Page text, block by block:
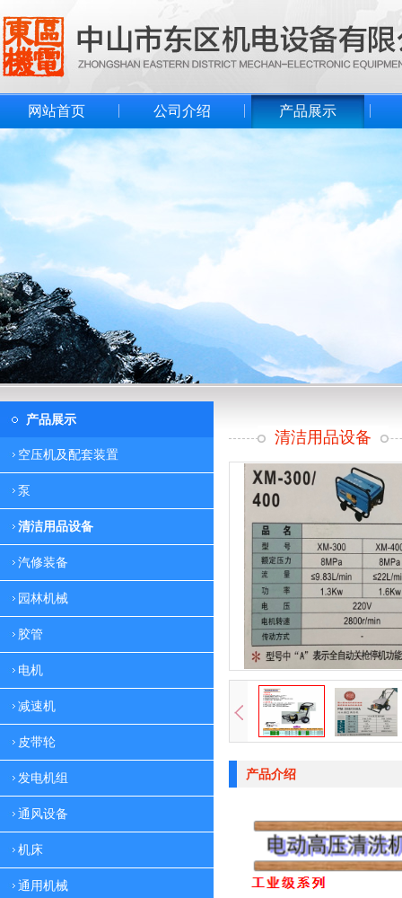
网站首页 公司介绍 产品展示
产品展示
空压机及配套装置
泵
清洁用品设备
汽修装备
园林机械
胶管
电机
减速机
皮带轮
发电机组
通风设备
机床
通用机械
清洁用品设备
产品介绍